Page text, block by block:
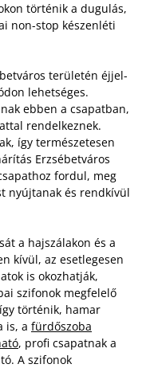
történik a dugulás,
non-stop készenléti
területén éjjel-
lehetséges.
ebben a csapatban,
rendelkeznek.
így természetesen
Erzsébetváros
fordul, meg
nyújtanak és rendkívül
a hajszálakon és a
kívül, az esetlegesen
is okozhatják,
szifonok megfelelő
történik, hamar
is, a fürdőszoba
, profi csapatnak a
A szifonok